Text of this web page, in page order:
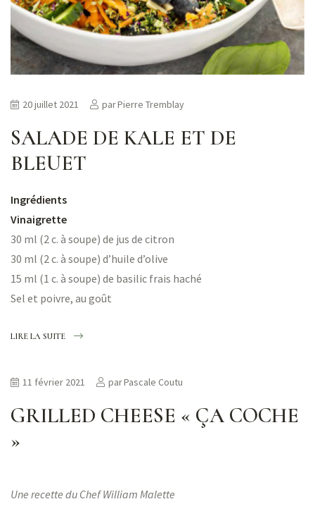
SALADE DE KALE ET DE
BLEUET
20 juillet 2021 parPierre Tremblay
Ingrédients
Vinaigrette
30 ml (2 c. à soupe) de jus de citron
30 ml (2 c. à soupe) d’huile d’olive
15 ml (1 c. à soupe) de basilic frais haché
Sel et poivre, au goût
LIRE LA SUITE
GRILLED CHEESE « ÇA COCHE
»
11 février 2021 parPascale Coutu
Une recette du Chef William Malette